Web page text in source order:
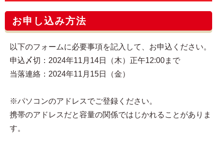
お申し込み方法
以下のフォームに必要事項を記入して、お申込ください。
申込〆切：2024年11月14日（木）正午12:00まで
当落連絡：2024年11月15日（金）
※パソコンのアドレスでご登録ください。
携帯のアドレスだと容量の関係ではじかれることがありま
す。